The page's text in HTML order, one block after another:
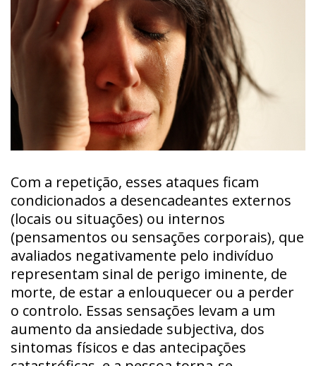
Com a repetição, esses ataques ficam
condicionados a desencadeantes externos
(locais ou situações) ou internos
(pensamentos ou sensações corporais), que
avaliados negativamente pelo indivíduo
representam sinal de perigo iminente, de
morte, de estar a enlouquecer ou a perder
o controlo. Essas sensações levam a um
aumento da ansiedade subjectiva, dos
sintomas físicos e das antecipações